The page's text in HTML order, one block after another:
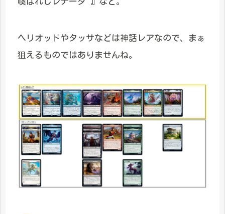
ヘリオッドやタッサなどは神話レアなので、まぁ
狙えるものではありませんね。